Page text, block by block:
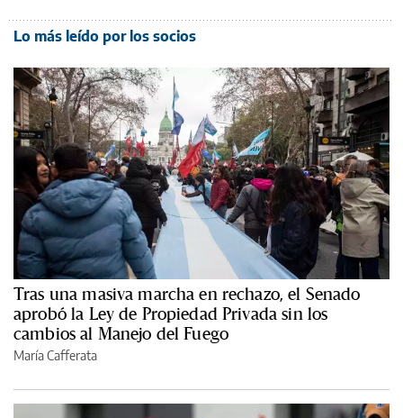
Lo más leído por los socios
Tras una masiva marcha en rechazo, el Senado
aprobó la Ley de Propiedad Privada sin los
cambios al Manejo del Fuego
María Cafferata